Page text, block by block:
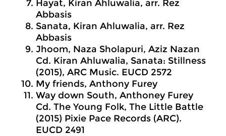
Hayat, Kiran Ahluwalia, arr. Rez
Abbasis
Sanata, Kiran Ahluwalia, arr. Rez
Abbasis
Jhoom, Naza Sholapuri, Aziz Nazan
Cd. Kiran Ahluwalia, Sanata: Stillness
(2015), ARC Music. EUCD 2572
My friends, Anthony Furey
Way down South, Anthoney Furey
Cd. The Young Folk, The Little Battle
(2015) Pixie Pace Records (ARC).
EUCD 2491